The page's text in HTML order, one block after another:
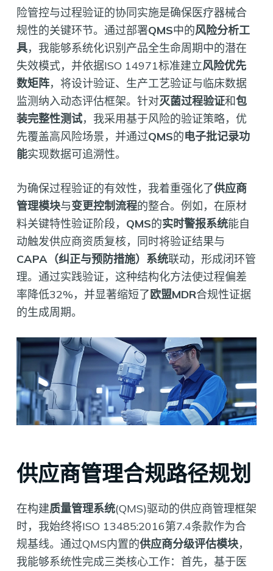
险管控与过程验证的协同实施是确保医疗器械合
规性的关键环节。通过部署QMS中的风险分析工
具，我能够系统化识别产品全生命周期中的潜在
失效模式，并依据ISO 14971标准建立风险优先
数矩阵，将设计验证、生产工艺验证与临床数据
监测纳入动态评估框架。针对灭菌过程验证和包
装完整性测试，我采用基于风险的验证策略，优
先覆盖高风险场景，并通过QMS的电子批记录功
能实现数据可追溯性。
为确保过程验证的有效性，我着重强化了供应商
管理模块与变更控制流程的整合。例如，在原材
料关键特性验证阶段， QMS的实时警报系统能自
动触发供应商资质复核，同时将验证结果与
CAPA（纠正与预防措施）系统联动，形成闭环管
理。通过实践验证，这种结构化方法使过程偏差
率降低32%，并显著缩短了 欧盟MDR合规性证据
的生成周期。
供应商管理合规路径规划
在构建质量管理系统(QMS)驱动的供应商管理框架
时，我始终将ISO 13485:2016第7.4条款作为合
规基线。通过QMS内置的供应商分级评估模块，
我能够系统性完成三类核心工作：首先，基于医